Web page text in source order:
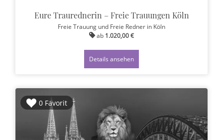
Eure Traurednerin – Freie Trauungen Köln
Freie Trauung und Freie Redner in Köln
ab 1.020,00 €
Details ansehen
0 Favorit